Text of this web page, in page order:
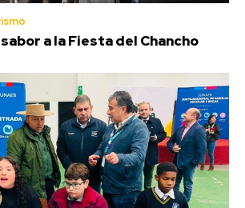
a la Fiesta del Chancho